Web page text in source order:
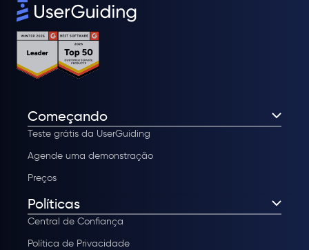
Começando
Teste grátis da UserGuiding
Agende uma demonstração
Preços
Políticas
Central de Confiança
Política de Privacidade